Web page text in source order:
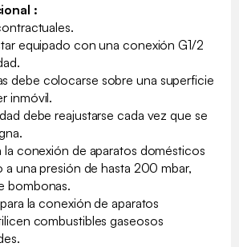
:
equipado con una conexión G1/2
debe colocarse sobre una superficie
inmóvil.
debe reajustarse cada vez que se
la conexión de aparatos domésticos
a una presión de hasta 200 mbar,
bombonas.
la conexión de aparatos
combustibles gaseosos